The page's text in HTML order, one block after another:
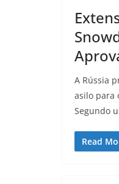
A Rússia
asilo para
Segundo
Read